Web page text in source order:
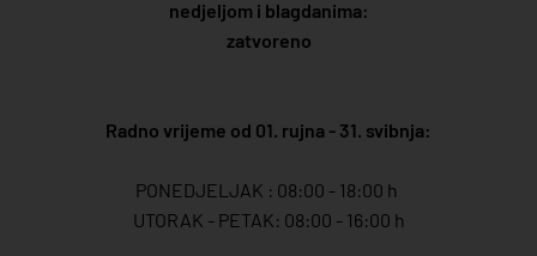
nedjeljom i blagdanima:
zatvoreno
Radno vrijeme od 01. rujna - 31. svibnja:
PONEDJELJAK : 08:00 - 18:00 h
UTORAK - PETAK: 08:00 - 16:00 h